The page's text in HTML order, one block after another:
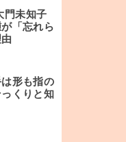
門未知子
「忘れら
は形も指の
くりと知